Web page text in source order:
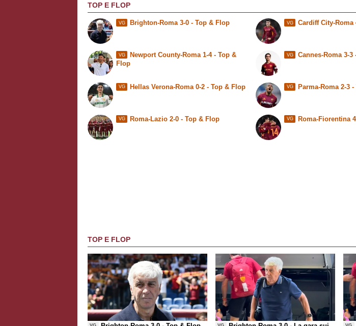
TOP E FLOP
VG Brighton-Roma 3-0 - Top & Flop
VG Newport County-Roma 1-4 - Top &
Flop
VG Cardiff City-Roma
VG Cannes-Roma 3-3
VG Hellas Verona-Roma 0-2 - Top & Flop
VG Roma-Lazio 2-0 - Top & Flop
VG Parma-Roma 2-3
VG Roma-Fiorentina
TOP E FLOP